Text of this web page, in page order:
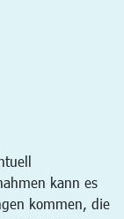
kann es
kommen, die